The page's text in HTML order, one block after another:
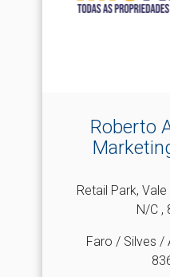
Roberto
Retail Park,
N/C ,
Faro / Silves /